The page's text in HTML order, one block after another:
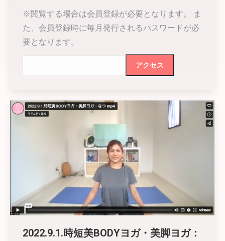
※閲覧する場合は会員登録が必要となります。 ま
た、会員登録時に毎月発行されるパスワードが必
要となります。
2022.9.1.時短美BODYヨガ・美脚ヨガ：